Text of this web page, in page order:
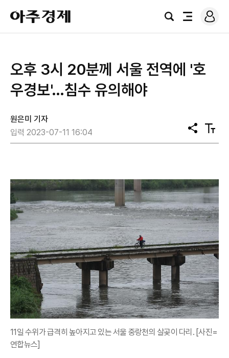
아
주
경
검
전
로
그
오후 3시 20분께 서울 전역에 '호
우경보'…침수 유의해야
원은미 기자
입력 2023-07-11 16:04
공
유
텍
스
11일 수위가 급격히 높아지고 있는 서울 중랑천의 살곶이 다리. [사진=
연합뉴스]